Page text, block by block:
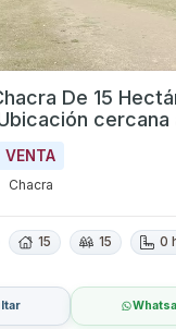
De 15
cercana
VENTA
Chacra
15 15 0